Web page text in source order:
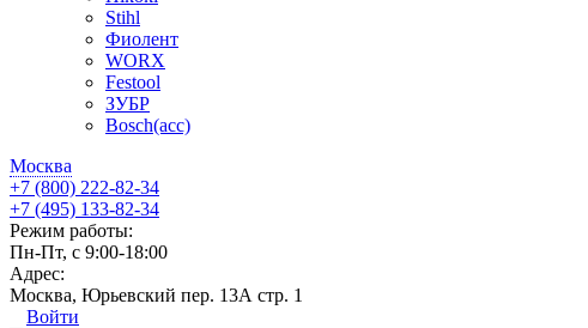
Stihl
Фиолент
WORX
Festool
ЗУБР
Bosch(acc)
Москва
+7 (800) 222-82-34
+7 (495) 133-82-34
Режим работы:
Пн-Пт, с 9:00-18:00
Адрес:
Москва, Юрьевский пер. 13А стр. 1
Войти